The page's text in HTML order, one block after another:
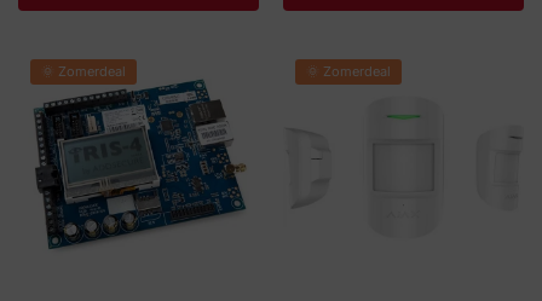
🌞 Zomerdeal 🌞 Zomerdeal